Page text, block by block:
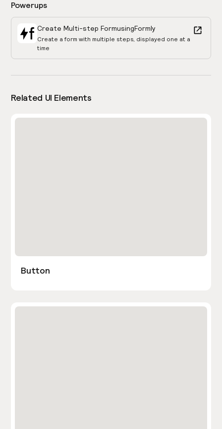
Powerups
Create Multi-step FormusingFormly
Create a form with multiple steps, displayed one at a
time
Related UI Elements
Button